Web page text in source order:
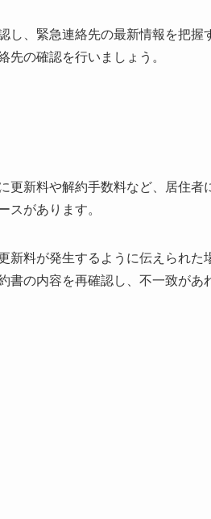
し、緊急連絡先の最新情報を把握
の確認を行いましょう。
更新料や解約手数料など、居住者
があります。
新料が発生するように伝えられた
書の内容を再確認し、不一致があ